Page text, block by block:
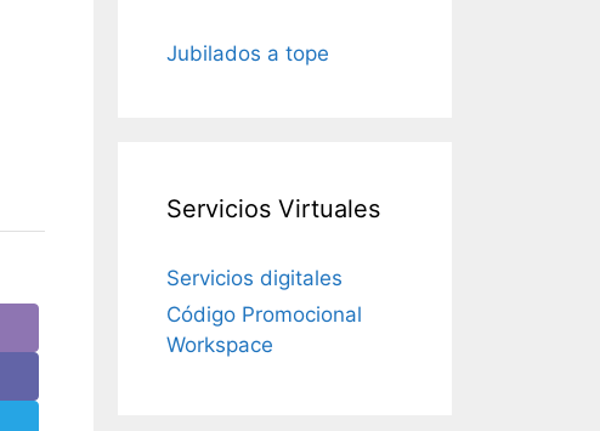
Jubilados a tope
Servicios Virtuales
Servicios digitales
Código Promocional
Workspace